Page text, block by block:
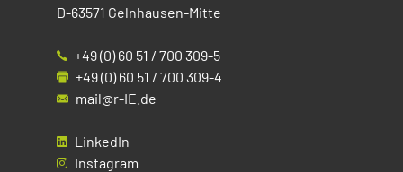
D-63571 Gelnhausen-Mitte
+49 (0) 60 51 / 700 309-5
+49 (0) 60 51 / 700 309-4
mail@r-IE.de
LinkedIn
Instagram